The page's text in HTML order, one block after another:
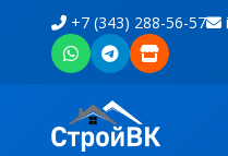
+7 (343) 288-56-57